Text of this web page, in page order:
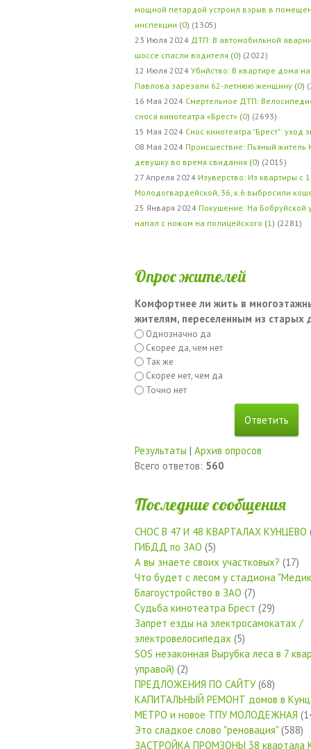
мощной петардой устроил взрыв в
инспекции (0) (1305)
23 Июля 2024 ДТП: В автомобильной
шоссе спасли водителя (0) (2022)
12 Июля 2024 Убийство: В квартире дома
Павлова зарезали 62-летнюю женщину (0)
16 Мая 2024 Смертельное ДТП:
сноса кинотеатра «Брест» (0) (2693)
15 Мая 2024 Снос кинотеатра "Брест": уход
08 Мая 2024 Происшествие: Пьяный житель
девушку во время свидания (0) (2015)
27 Апреля 2024 Изуверство: Из квартиры с
Молодогвардейской, 36, к.6 выбросили
25 Января 2024 Покушение: На Бобруйской
напал с ножом на полицейского (1 ) (2281)
Опрос жителей
Комфортнее ли жить в
жителям, переселенным из старых
Однозначно да
Скорее да, чем нет
Так же
Скорее нет, чем да
Точно нет
Результаты | Архив опросов
Всего ответов: 560
Последние сообщения
СНОС В 47 И 48 КВАРТАЛАХ КУНЦЕВО
ГИБДД по ЗАО (5)
А вы знаете своих участковых? (17)
Что будет с лесом у стадиона
Благоустройство в ЗАО (7)
Судьба кинотеатра Брест (29)
Запрет езды на электросамокатах /
электровелосипедах (5)
SOS незаконная Вырубка леса в 7
управой) (2)
ПРЕДЛОЖЕНИЯ ПО САЙТУ(68)
КАПИТАЛЬНЫЙ РЕМОНТ домов в
МЕТРО и новое ТПУ МОЛОДЕЖНАЯ
Это сладкое слово "реновация" (588)
ЗАСТРОЙКА ПРОМЗОНЫ 38 квартала